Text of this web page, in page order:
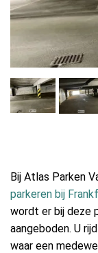
Bij Atlas Parken
parkeren bij
wordt er bij deze
aangeboden. U
waar een